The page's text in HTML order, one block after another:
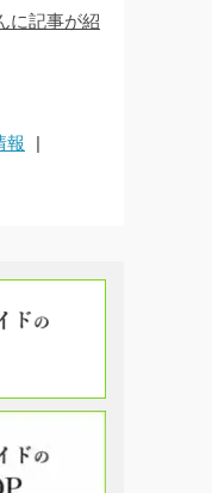
に記事が紹
報